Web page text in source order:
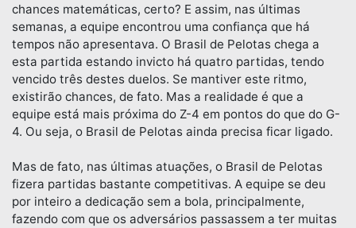
chances matemáticas, certo? E assim, nas últimas
semanas, a equipe encontrou uma confiança que há
tempos não apresentava. O Brasil de Pelotas chega a
esta partida estando invicto há quatro partidas, tendo
vencido três destes duelos. Se mantiver este ritmo,
existirão chances, de fato. Mas a realidade é que a
equipe está mais próxima do Z-4 em pontos do que do G-
4. Ou seja, o Brasil de Pelotas ainda precisa ficar ligado.
Mas de fato, nas últimas atuações, o Brasil de Pelotas
fizera partidas bastante competitivas. A equipe se deu
por inteiro a dedicação sem a bola, principalmente,
fazendo com que os adversários passassem a ter muitas